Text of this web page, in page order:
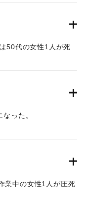
50代の女性1人が死
った。
業中の女性1人が圧死